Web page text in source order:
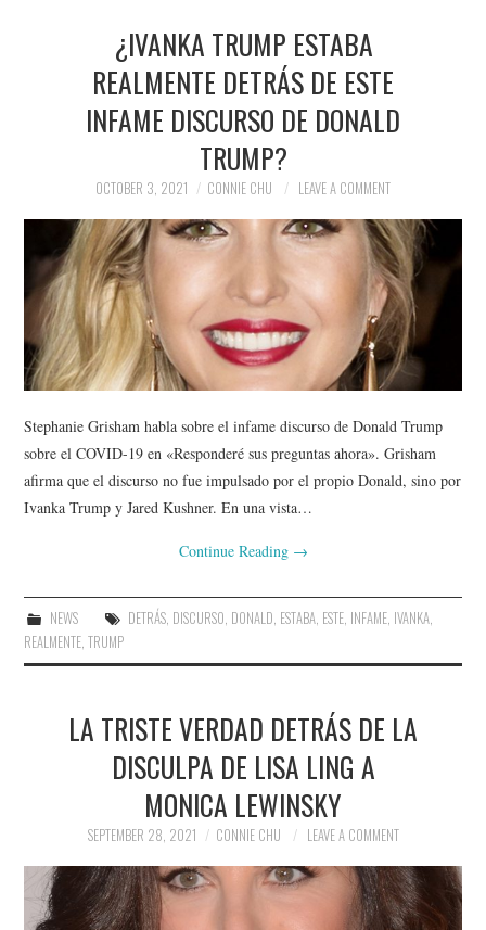
¿IVANKA TRUMP ESTABA
REALMENTE DETRÁS DE ESTE
INFAME DISCURSO DE DONALD
TRUMP?
OCTOBER 3, 2021 CONNIE CHU LEAVE A COMMENT
Stephanie Grisham habla sobre el infame discurso de Donald Trump
sobre el COVID-19 en «Responderé sus preguntas ahora». Grisham
afirma que el discurso no fue impulsado por el propio Donald, sino por
Ivanka Trump y Jared Kushner. En una vista…
Continue Reading →
NEWS DETRÁS, DISCURSO, DONALD, ESTABA, ESTE, INFAME, IVANKA,
REALMENTE,TRUMP
LA TRISTE VERDAD DETRÁS DE LA
DISCULPA DE LISA LING A
MONICA LEWINSKY
SEPTEMBER 28, 2021 CONNIE CHU LEAVE A COMMENT